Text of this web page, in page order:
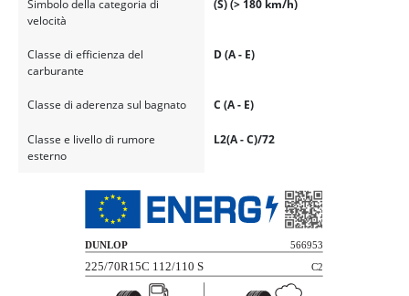
Simbolo della categoria di
velocità
(S) (> 180 km/h)
Classe di efficienza del
carburante
D (A - E)
Classe di aderenza sul bagnato C (A - E)
Classe e livello di rumore
esterno
L2(A - C)/72